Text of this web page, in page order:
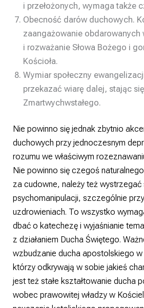
i przełożonych, wymaga także
Obecność darów duchowych.
zaangażowanie obdarowanych
i rozważanie Słowa Bożego i
Kościoła.
Wymiar społeczny
przekazać wiarę dalej, stając
Zmartwychwstałego.
Nie powinno się jednak zbytnio
duchowych przy jednoczesnym
rozumu we właściwym
Nie powinno się czegoś
za cudowne, należy też wystrzegać
psychomanipulacji, szczególnie
uzdrowieniach. To wszystko
dbać o katechezę i wyjaśnianie
z działaniem Ducha Świętego.
wzbudzanie ducha apostolskiego w
którzy odkrywają w sobie jakieś
jest też stałe kształtowanie ducha
wobec prawowitej władzy w